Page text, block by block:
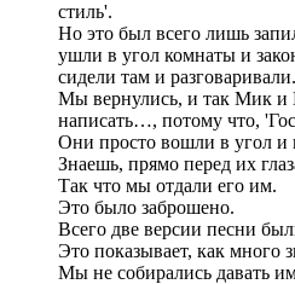
стиль'.
Но это был всего лишь
ушли в угол комнаты и
сидели там и разговаривали.
Мы вернулись, и так Мик и
написать…, потому что,
Они просто вошли в угол и
Знаешь, прямо перед их
Так что мы отдали его им.
Это было заброшено.
Всего две версии песни
Это показывает, как много
Мы не собирались давать